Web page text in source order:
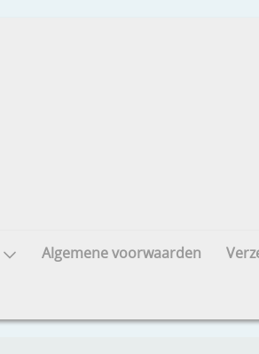
Algemene voorwaarden